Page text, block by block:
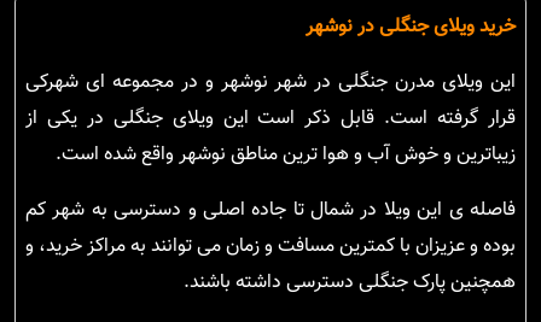
خرید ویلای جنگلی در نوشهر
این ویلای مدرن جنگلی در شهر نوشهر و در مجموعه ای شهرکی
قرار گرفته است. قابل ذکر است این ویلای جنگلی در یکی از
زیباترین و خوش آب و هوا ترین مناطق نوشهر واقع شده است.
فاصله ی این ویلا در شمال تا جاده اصلی و دسترسی به شهر کم
بوده و عزیزان با کمترین مسافت و زمان می توانند به مراکز خرید، و
همچنین پارک جنگلی دسترسی داشته باشند.